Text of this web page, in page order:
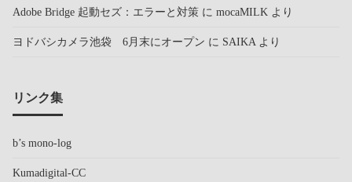
Adobe Bridge 起動セズ：エラーと対策 に mocaMILK より
ヨドバシカメラ池袋 6月末にオープン に SAIKAより
リンク集
b’s mono-log
Kumadigital-CC